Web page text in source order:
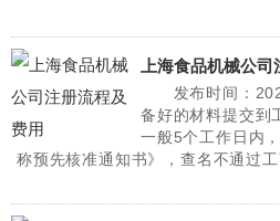
上海食品机械公
发布时间：
备好的材料提交到
一般5个工作日内
称预先核准通知书》，查名不通过